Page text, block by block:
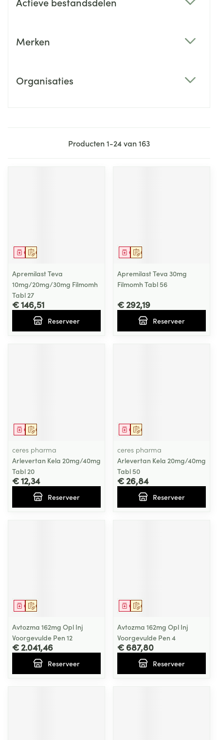
Merken
Organisaties
Producten1-24van163
Op voorschrift
Geneesmiddel
Apremilast Teva
10mg/20mg/30mg Filmomh
Tabl 27
€ 146,51
Reserveer
Op voorschrift
Geneesmiddel
Apremilast Teva 30mg
Filmomh Tabl 56
€ 292,19
Reserveer
Op voorschrift
Geneesmiddel
ceres pharma
Arlevertan Kela 20mg/40mg
Tabl 20
€ 12,34
Reserveer
Op voorschrift
Geneesmiddel
ceres pharma
Arlevertan Kela 20mg/40mg
Tabl 50
€ 26,84
Reserveer
Op voorschrift
Geneesmiddel
Avtozma 162mg Opl Inj
Voorgevulde Pen 12
€ 2.041,46
Reserveer
Op voorschrift
Geneesmiddel
Avtozma 162mg Opl Inj
Voorgevulde Pen 4
€ 687,80
Reserveer